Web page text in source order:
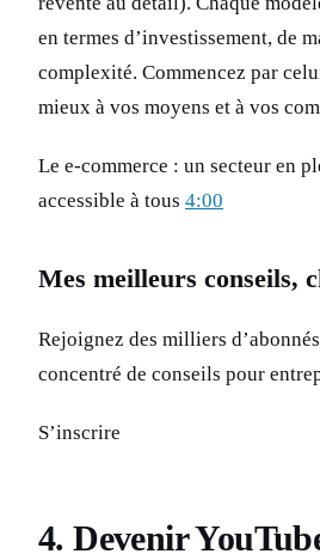
en termes d’investissement, de
complexité. Commencez par
mieux à vos moyens et à vos
Le e-commerce : un secteur en
accessible à tous 4:00
Mes meilleurs conseils,
Rejoignez des milliers
concentré de conseils pour
S’inscrire
4. Devenir